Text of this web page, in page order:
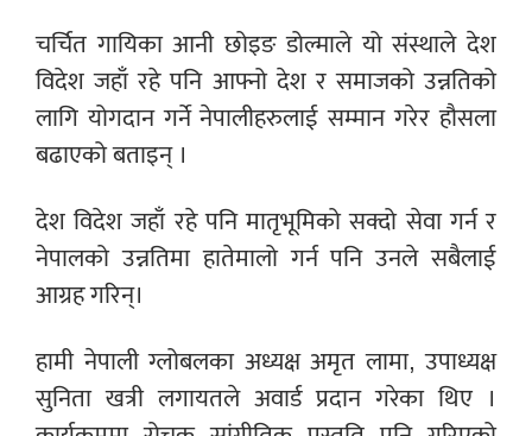
चर्चित गायिका आनी छोइङ डोल्माले यो संस्थाले देश
विदेश जहाँ रहे पनि आफ्नो देश र समाजको उन्नतिको
लागि योगदान गर्ने नेपालीहरुलाई सम्मान गरेर हौसला
बढाएको बताइन् ।
देश विदेश जहाँ रहे पनि मातृभूमिको सक्दो सेवा गर्न र
नेपालको उन्नतिमा हातेमालो गर्न पनि उनले सबैलाई
आग्रह गरिन्।
हामी नेपाली ग्लोबलका अध्यक्ष अमृत लामा, उपाध्यक्ष
सुनिता खत्री लगायतले अवार्ड प्रदान गरेका थिए ।